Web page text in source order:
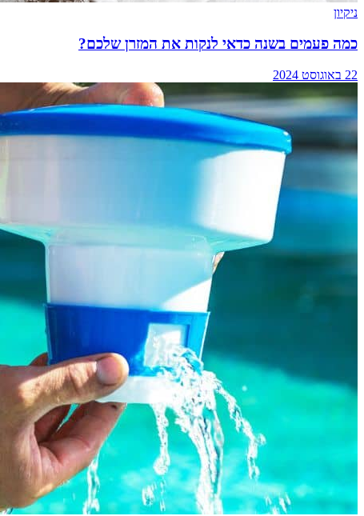
ניקיון
כמה פעמים בשנה כדאי לנקות את המזרן שלכם?
22 באוגוסט 2024